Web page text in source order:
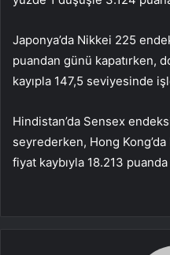
Japonya’da Nikkei 225
puandan günü kapatırken,
kayıpla 147,5 seviyesinde
Hindistan’da Sensex
seyrederken, Hong
fiyat kaybıyla 18.213